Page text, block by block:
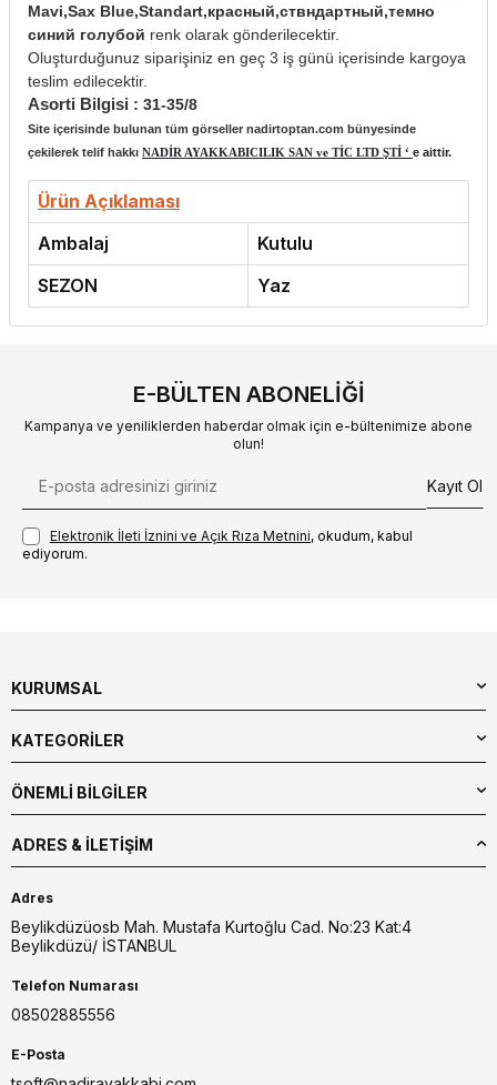
Mavi,Sax Blue,Standart,красный,ствндартный,темно
синий голубой renk olarak gönderilecektir.
Oluşturduğunuz siparişiniz en geç 3 iş günü içerisinde kargoya
teslim edilecektir.
Asorti Bilgisi : 31-35/8
Site içerisinde bulunan tüm görseller nadirtoptan.com bünyesinde
çekilerek telif hakkı NADİR AYAKKABICILIK SAN ve TİC LTD ŞTİ ‘ e aittir.
Ürün Açıklaması
Ambalaj
Kutulu
SEZON
Yaz
E-BÜLTEN ABONELIĞI
Kampanya ve yeniliklerden haberdar olmak için e-bültenimize abone
olun!
Kayıt Ol
Elektronik İleti İzni‌ni ve Açık Rıza Metni‌ni, okudum, kabul
ediyorum.
KURUMSAL
KATEGORİLER
ÖNEMLİ BİLGİLER
ADRES & İLETIŞIM
Adres
Beylikdüzüosb Mah. Mustafa Kurtoğlu Cad. No:23 Kat:4
Beylikdüzü/ İSTANBUL
Telefon Numarası
08502885556
E-Posta